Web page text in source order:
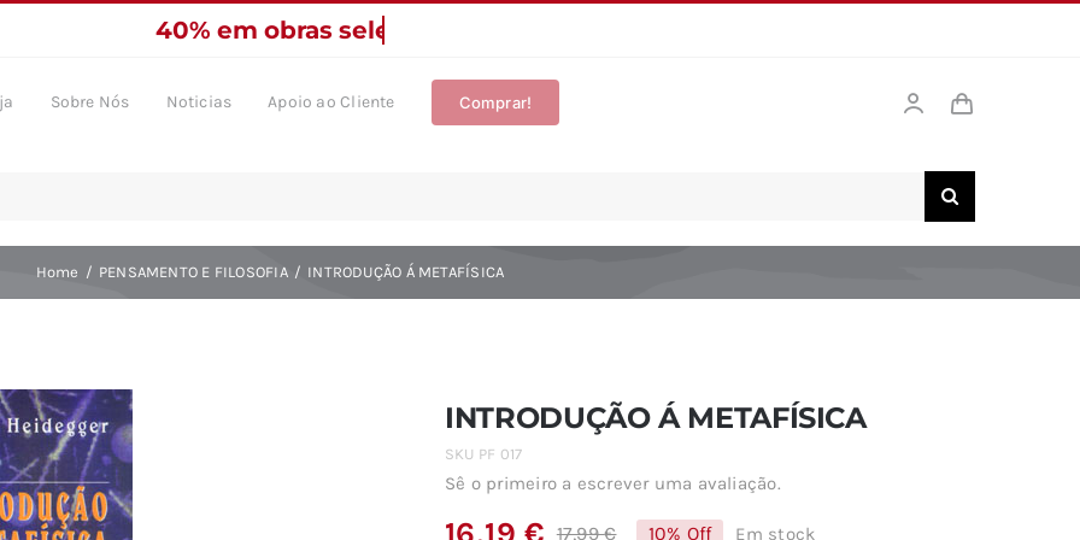
Sobre Nós Noticias Apoio ao Cliente Comprar!
Home PENSAMENTO E FILOSOFIA INTRODUÇÃO Á METAFÍSICA
INTRODUÇÃO Á METAFÍSICA
SKU PF 017
Sê o primeiro a escrever uma avaliação.
17,99€ 10% Off Em stock